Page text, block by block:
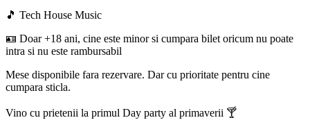
🎵 Tech House Music
🪪 Doar +18 ani, cine este minor si cumpara bilet oricum nu poate
intra si nu este rambursabil
Mese disponibile fara rezervare. Dar cu prioritate pentru cine
cumpara sticla.
Vino cu prietenii la primul Day party al primaverii 🍸